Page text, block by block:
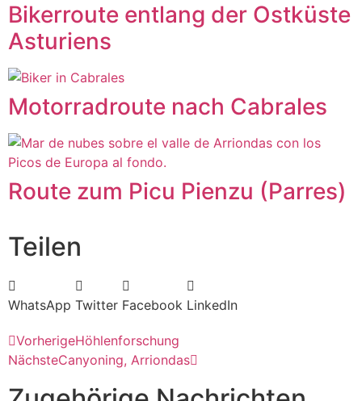
Bikerroute entlang der Ostküste
Asturiens
Motorradroute nach Cabrales
Route zum Picu Pienzu (Parres)
Teilen
WhatsApp Twitter Facebook LinkedIn
VorherigeHöhlenforschung
NächsteCanyoning, Arriondas